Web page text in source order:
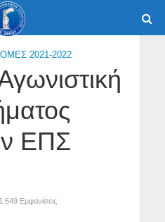
2021-2022
ΕΠΣ
1.649 Εμφανίσεις